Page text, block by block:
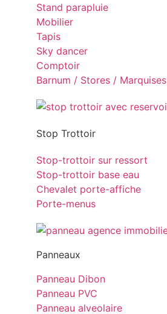
Stand parapluie
Mobilier
Tapis
Sky dancer
Comptoir
Barnum / Stores / Marquises
Stop Trottoir
Stop-trottoir sur ressort
Stop-trottoir base eau
Chevalet porte-affiche
Porte-menus
Panneaux
Panneau Dibon
Panneau PVC
Panneau alveolaire